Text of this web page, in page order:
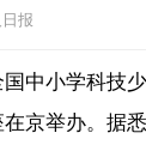
报
中小学科技
京举办。据